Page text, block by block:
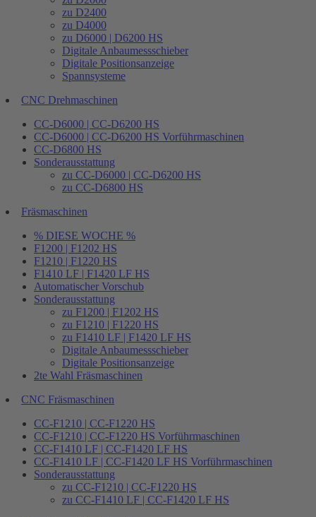
zu D2400
zu D4000
zu D6000 | D6200 HS
Digitale Anbaumessschieber
Digitale Positionsanzeige
Spannsysteme
CNC Drehmaschinen
CC-D6000 | CC-D6200 HS
CC-D6000 | CC-D6200 HS Vorführmaschinen
CC-D6800 HS
Sonderausstattung
zu CC-D6000 | CC-D6200 HS
zu CC-D6800 HS
Fräsmaschinen
% DIESE WOCHE %
F1200 | F1202 HS
F1210 | F1220 HS
F1410 LF | F1420 LF HS
Automatischer Vorschub
Sonderausstattung
zu F1200 | F1202 HS
zu F1210 | F1220 HS
zu F1410 LF | F1420 LF HS
Digitale Anbaumessschieber
Digitale Positionsanzeige
2te Wahl Fräsmaschinen
CNC Fräsmaschinen
CC-F1210 | CC-F1220 HS
CC-F1210 | CC-F1220 HS Vorführmaschinen
CC-F1410 LF | CC-F1420 LF HS
CC-F1410 LF | CC-F1420 LF HS Vorführmaschinen
Sonderausstattung
zu CC-F1210 | CC-F1220 HS
zu CC-F1410 LF | CC-F1420 LF HS